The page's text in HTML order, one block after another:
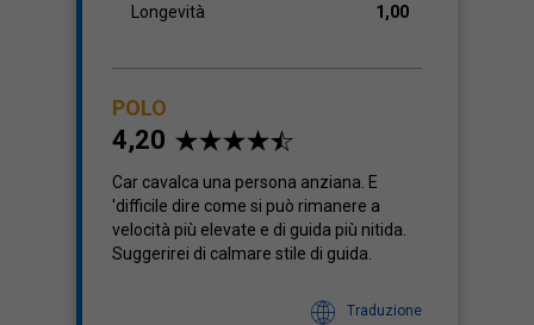
Longevità
1,00
POLO
4,20
Car cavalca una persona anziana. E
'difficile dire come si può rimanere a
velocità più elevate e di guida più nitida.
Suggerirei di calmare stile di guida.
Traduzione